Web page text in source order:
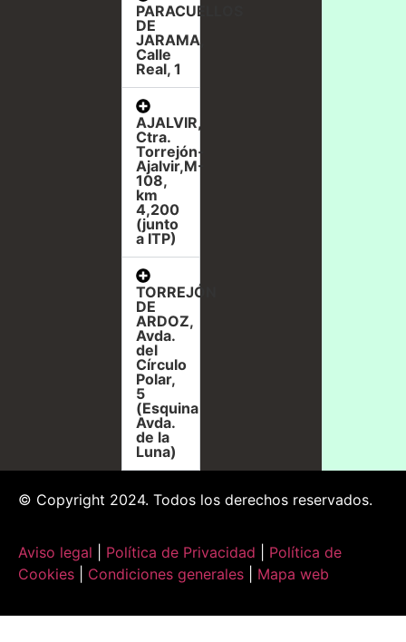
PARACUELLOS
DE
JARAMA,
Calle
Real, 1
AJALVIR,
Ctra.
Torrejón-
Ajalvir,M-
108,
km
4,200
(junto
a ITP)
TORREJÓN
DE
ARDOZ,
Avda.
del
Círculo
Polar,
5
(Esquina
Avda.
de la
Luna)
© Copyright 2024. Todos los derechos reservados.
Aviso legal Política de Privacidad
Política de
Cookies
Condiciones generales Mapa web